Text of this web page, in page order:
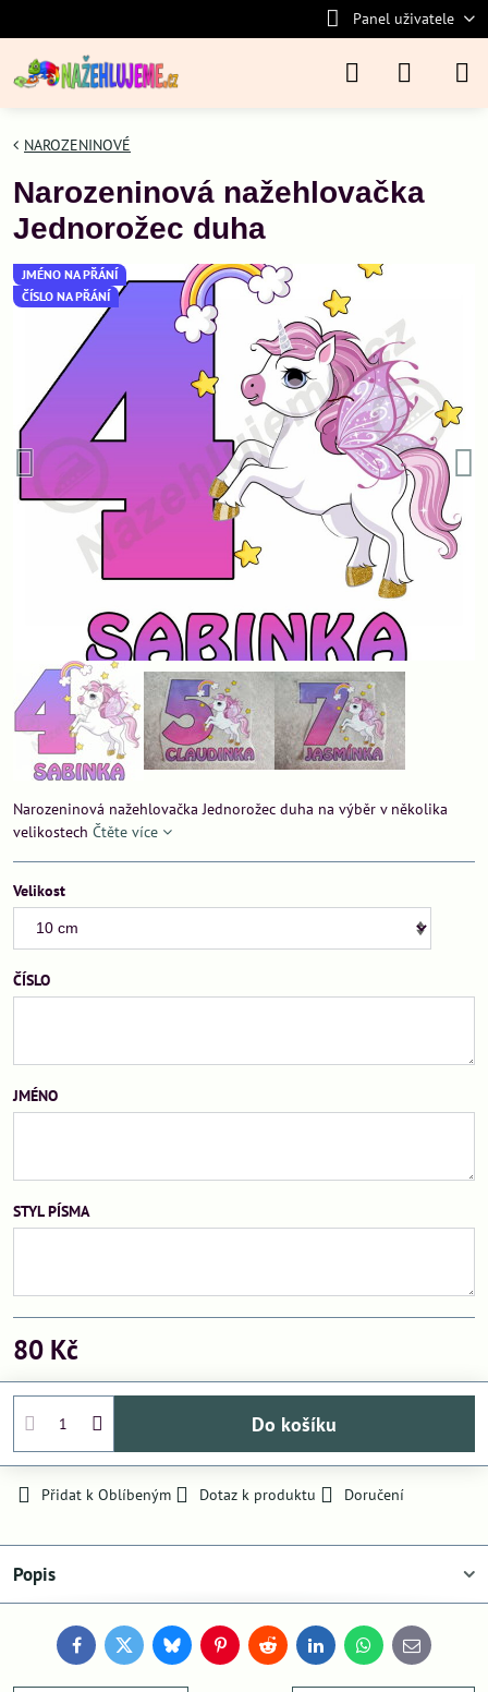
Panel uživatele
JMÉNO NA PŘÁNÍ
ČÍSLO NA PŘÁNÍ
NAROZENINOVÉ
Narozeninová nažehlovačka
Jednorožec duha
Narozeninová nažehlovačka Jednorožec duha na výběr v několika
velikostech Čtěte více
Velikost
ČÍSLO
JMÉNO
STYL PÍSMA
80 Kč
Do košíku
Přidat k Oblíbeným Dotaz k produktu Doručení
Popis
FacebookTwitterBlueskyPinterestReddit LinkedInWhatsApp
E-
mail